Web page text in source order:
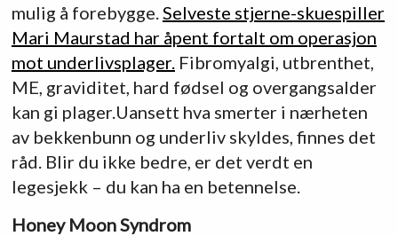
mulig å forebygge.Selveste stjerne-skuespiller
Mari Maurstad har åpent fortalt om operasjon
mot underlivsplager.Fibromyalgi, utbrenthet,
ME, graviditet, hard fødsel og overgangsalder
kan gi plager.Uansett hva smerter i nærheten
av bekkenbunn og underliv skyldes, finnes det
råd. Blir du ikke bedre, er det verdt en
legesjekk – du kan ha en betennelse.
Honey Moon Syndrom